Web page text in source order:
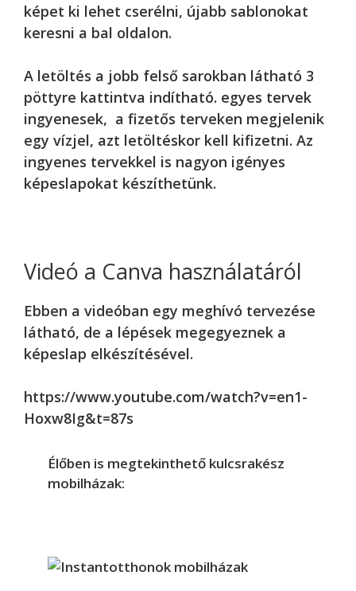
képet ki lehet cserélni, újabb sablonokat
keresni a bal oldalon.
A letöltés a jobb felső sarokban látható 3
pöttyre kattintva indítható. egyes tervek
ingyenesek, a fizetős terveken megjelenik
egy vízjel, azt letöltéskor kell kifizetni. Az
ingyenes tervekkel is nagyon igényes
képeslapokat készíthetünk.
Videó a Canva használatáról
Ebben a videóban egy meghívó tervezése
látható, de a lépések megegyeznek a
képeslap elkészítésével.
https://www.youtube.com/watch?v=en1-
Hoxw8Ig&t=87s
Élőben is megtekinthető kulcsrakész
mobilházak: